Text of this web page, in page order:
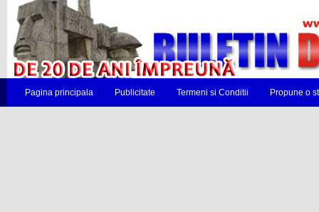
Pagina principala Publicitate Termeni si Conditii Propune o